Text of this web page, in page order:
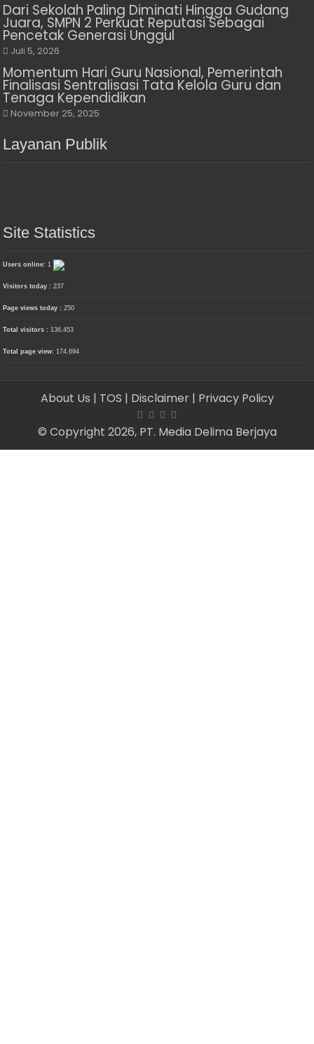
Dari Sekolah Paling Diminati Hingga Gudang
Juara, SMPN 2 Perkuat Reputasi Sebagai
Pencetak Generasi Unggul
Juli 5, 2026
Momentum Hari Guru Nasional, Pemerintah
Finalisasi Sentralisasi Tata Kelola Guru dan
Tenaga Kependidikan
November 25, 2025
Layanan Publik
Site Statistics
Users online:1
Visitors today :237
Page views today :250
Total visitors :136,453
Total page view:174,694
About Us | TOS | Disclaimer | Privacy Policy
© Copyright 2026, PT. Media Delima Berjaya